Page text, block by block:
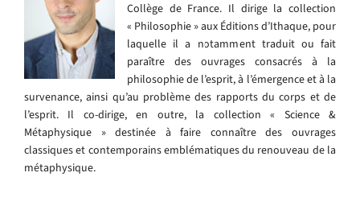
Collège de France. Il dirige la collection
« Philosophie » aux Éditions d’Ithaque, pour
laquelle il a notamment traduit ou fait
paraître des ouvrages consacrés à la
philosophie de l’esprit, à l’émergence et à la
survenance, ainsi qu’au problème des rapports du corps et de
l’esprit. Il co-dirige, en outre, la collection « Science &
Métaphysique » destinée à faire connaître des ouvrages
classiques et contemporains emblématiques du renouveau de la
métaphysique.